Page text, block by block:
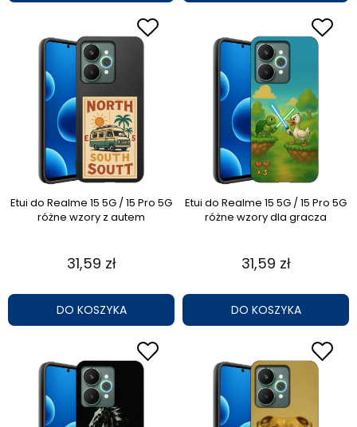
Etui do Realme 15 5G / 15 Pro 5G
różne wzory z autem
31,59 zł
DO KOSZYKA
Etui do Realme 15 5G / 15 Pro 5G
różne wzory dla gracza
31,59 zł
DO KOSZYKA